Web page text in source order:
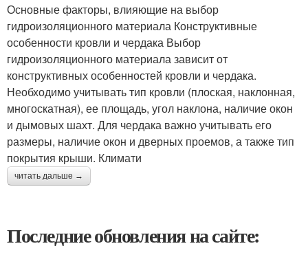
Основные факторы, влияющие на выбор
гидроизоляционного материала Конструктивные
особенности кровли и чердака Выбор
гидроизоляционного материала зависит от
конструктивных особенностей кровли и чердака.
Необходимо учитывать тип кровли (плоская, наклонная,
многоскатная), ее площадь, угол наклона, наличие окон
и дымовых шахт. Для чердака важно учитывать его
размеры, наличие окон и дверных проемов, а также тип
покрытия крыши. Климати
читать дальше →
Последние обновления на сайте: